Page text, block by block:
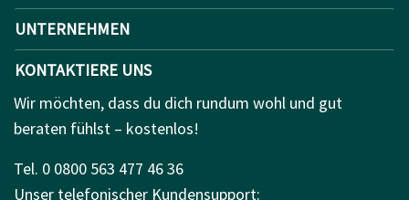
UNTERNEHMEN
KONTAKTIERE UNS
Wir möchten, dass du dich rundum wohl und gut
beraten fühlst – kostenlos!
Tel. 0 0800 563 477 46 36
Unser telefonischer Kundensupport: